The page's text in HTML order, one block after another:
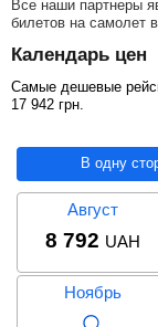
Все наши партнеры
билетов на самолет
Календарь цен
Самые дешевые
17 942 грн
В одну
Август
8 792 UAH
Ноябрь